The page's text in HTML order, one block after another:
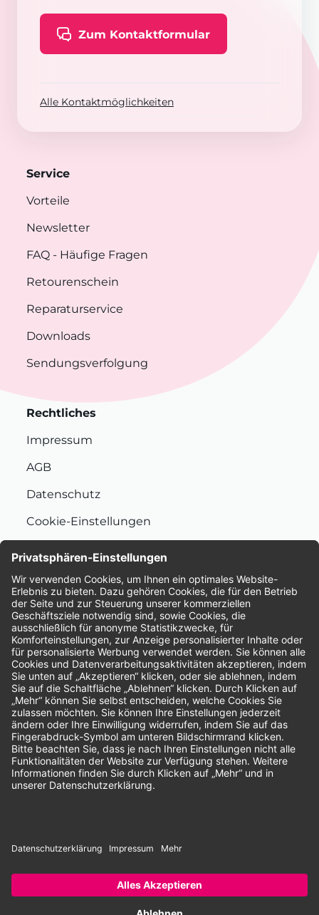
Zum Kontaktformular
Alle Kontaktmöglichkeiten
Service
Vorteile
Newsletter
FAQ - Häufige Fragen
Retourenschein
Reparaturservice
Downloads
Sendungsverfolgung
Rechtliches
Impressum
AGB
Datenschutz
Cookie-Einstellungen
Bewertungen
Unsere Zahlungsarten:
Rechnung SEPA-Lastschrift Vorkasse